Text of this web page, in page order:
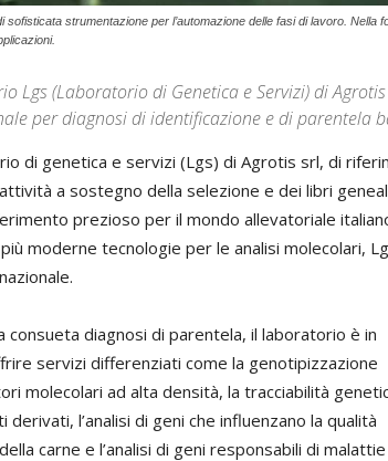
sofisticata strumentazione per l’automazione delle fasi di lavoro. Nella
Lgs (Laboratorio di Genetica e Servizi) di
per diagnosi di identificazione e di parentela
di genetica e servizi (Lgs) di Agrotis srl, di
a sostegno della selezione e dei libri
prezioso per il mondo allevatoriale
moderne tecnologie per le analisi molecolari,
consueta diagnosi di parentela, il laboratorio è in
servizi differenziati come la genotipizzazione
molecolari ad alta densità, la tracciabilità
l’analisi di geni che influenzano la qualità
carne e l’analisi di geni responsabili di malattie